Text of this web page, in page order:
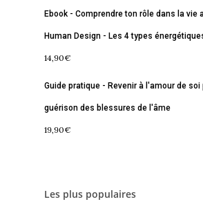
Ebook - Comprendre ton rôle dans la vie
Human Design - Les 4 types
14,90€
Guide pratique - Revenir à l'amour de soi
guérison des blessures de l'âme
19,90€
Les plus populaires